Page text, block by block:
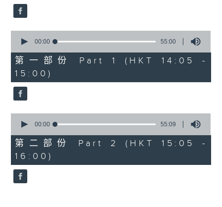
59
seconds
seconds
55
minutes,
0
seconds
00:00 55:00
第一部份 Part 1 (HKT 14:05 -
15:00)
seconds
55
minutes,
9
seconds
00:00 55:09
第二部份 Part 2 (HKT 15:05 -
16:00)